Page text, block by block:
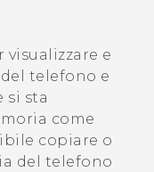
e
telefono e
si sta
come
copiare o
del telefono